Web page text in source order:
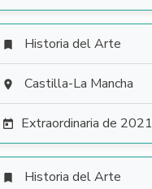
 Historia del Arte
 Castilla-La Mancha
 Extraordinaria de 2021
 Historia del Arte